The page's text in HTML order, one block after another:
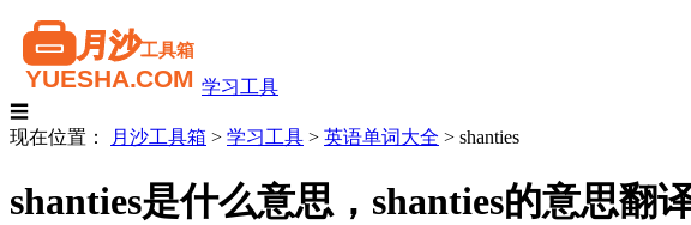
学习工具
☰
现在位置：
月沙工具箱 > 学习工具 > 英语单词大全 > shanties
shanties是什么意思，shanties的意思翻